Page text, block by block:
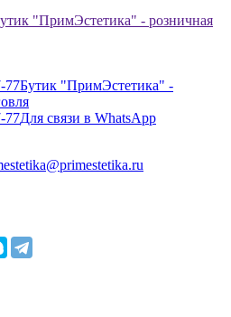
"ПримЭстетика" - розничная
77Бутик "ПримЭстетика" -
77Для связи в WhatsApp